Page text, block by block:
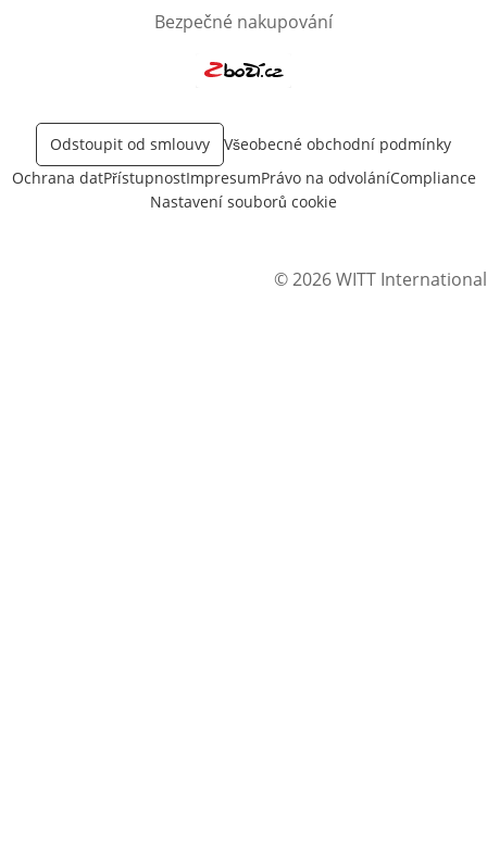
Bezpečné nakupování
Odstoupit od smlouvy
Všeobecné obchodní podmínky
Ochrana datPřístupnostImpresumPrávo na odvoláníCompliance
Nastavení souborů cookie
© 2026 WITT International